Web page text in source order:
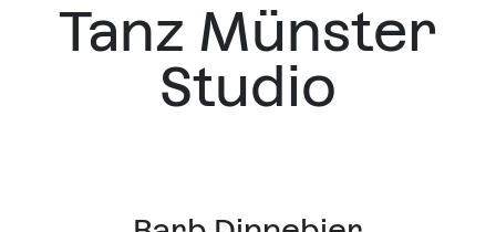
Tanz Münster
Studio